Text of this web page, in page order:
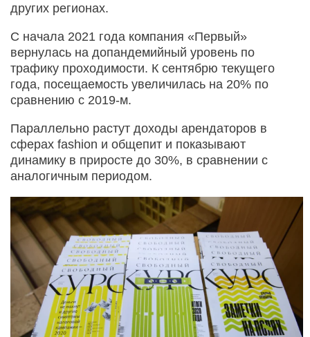
других регионах.
С начала 2021 года компания «Первый»
вернулась на допандемийный уровень по
трафику проходимости. К сентябрю текущего
года, посещаемость увеличилась на 20% по
сравнению с 2019-м.
Параллельно растут доходы арендаторов в
сферах fashion и общепит и показывают
динамику в приросте до 30%, в сравнении с
аналогичным периодом.